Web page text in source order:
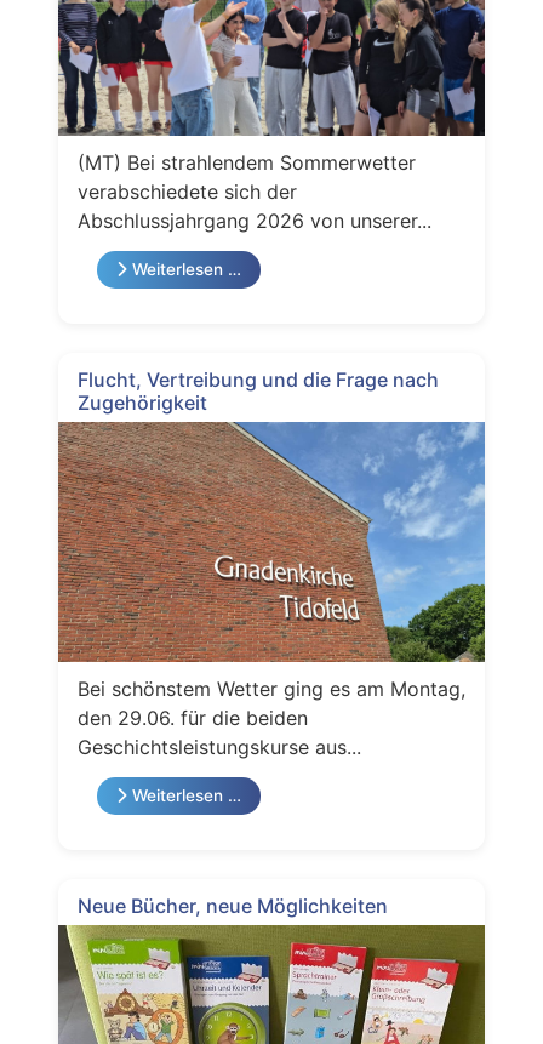
(MT) Bei strahlendem Sommerwetter
verabschiedete sich der
Abschlussjahrgang 2026 von unserer...
Weiterlesen …
Flucht, Vertreibung und die Frage nach
Zugehörigkeit
Bei schönstem Wetter ging es am Montag,
den 29.06. für die beiden
Geschichtsleistungskurse aus...
Weiterlesen …
Neue Bücher, neue Möglichkeiten